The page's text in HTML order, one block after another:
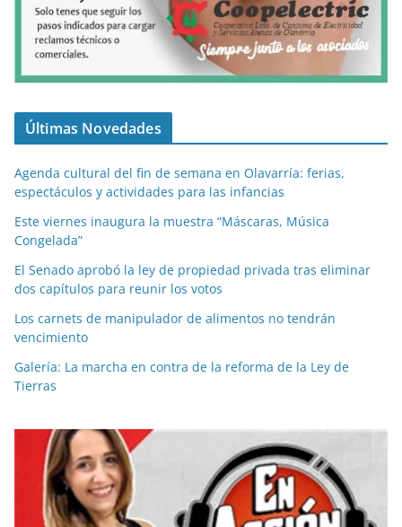
Últimas Novedades
Agenda cultural del fin de semana en Olavarría: ferias,
espectáculos y actividades para las infancias
Este viernes inaugura la muestra “Máscaras, Música
Congelada”
El Senado aprobó la ley de propiedad privada tras eliminar
dos capítulos para reunir los votos
Los carnets de manipulador de alimentos no tendrán
vencimiento
Galería: La marcha en contra de la reforma de la Ley de
Tierras